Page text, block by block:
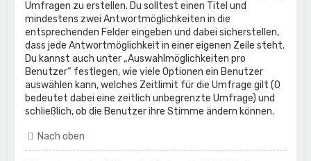
Umfragen zu erstellen. Du solltest einen Titel und
mindestens zwei Antwortmöglichkeiten in die
entsprechenden Felder eingeben und dabei sicherstellen,
dass jede Antwortmöglichkeit in einer eigenen Zeile steht.
Du kannst auch unter „Auswahlmöglichkeiten pro
Benutzer“ festlegen, wie viele Optionen ein Benutzer
auswählen kann, welches Zeitlimit für die Umfrage gilt (0
bedeutet dabei eine zeitlich unbegrenzte Umfrage) und
schließlich, ob die Benutzer ihre Stimme ändern können.
Nach oben